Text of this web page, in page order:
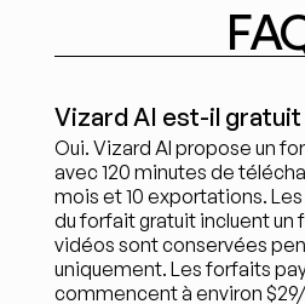
Vizard AI est-il gratuit
Oui. Vizard AI propose un
avec 120 minutes de
mois et 10 exportations.
du forfait gratuit incluent un
vidéos sont conservées
uniquement. Les forfaits
commencent à environ